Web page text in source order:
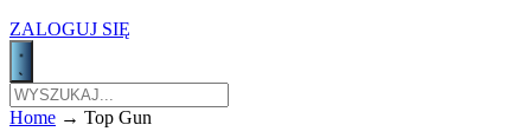
ZALOGUJ SIĘ
Home → Top Gun